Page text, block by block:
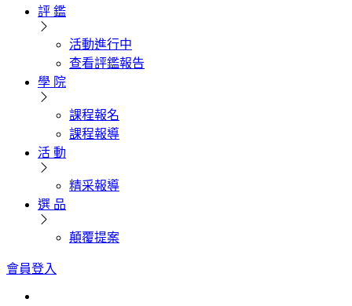
評 鑑
活動進行中
查看評鑑報告
學 院
課程報名
課程報導
活 動
精采報導
選 品
顛覆提案
會員登入